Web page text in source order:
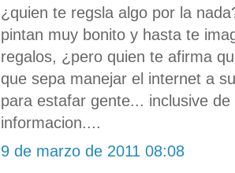
¿quien te regsla algo por la
pintan muy bonito y hasta te
regalos, ¿pero quien te afirma
que sepa manejar el internet a
para estafar gente... inclusive de
informacion....
9 de marzo de 2011 08:08